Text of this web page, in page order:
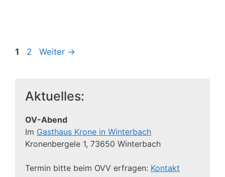
Seite
1 Seite
2 Weiter →
Aktuelles:
OV-Abend
Im Gasthaus Krone in Winterbach
Kronenbergele 1, 73650 Winterbach
Termin bitte beim OVV erfragen: Kontakt